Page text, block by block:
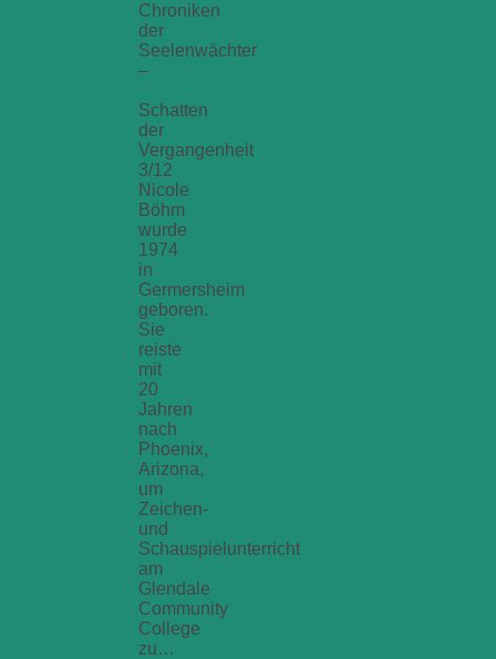
Chroniken
der
Seelenwächter
–
Schatten
der
Vergangenheit
3/12
Nicole
Böhm
wurde
1974
in
Germersheim
geboren.
Sie
reiste
mit
20
Jahren
nach
Phoenix,
Arizona,
um
Zeichen-
und
Schauspielunterricht
am
Glendale
Community
College
zu…